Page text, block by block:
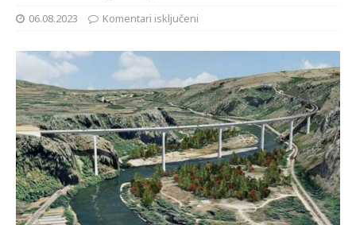
06.08.2023 Komentari isključeni